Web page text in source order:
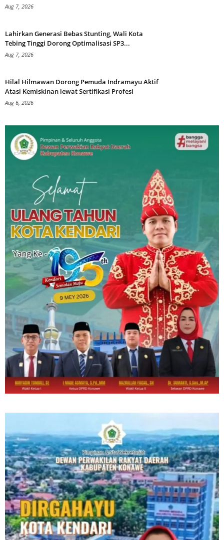
Aug 7, 2026
Lahirkan Generasi Bebas Stunting, Wali Kota
Tebing Tinggi Dorong Optimalisasi SP3...
Aug 7, 2026
Hilal Hilmawan Dorong Pemuda Indramayu Aktif
Atasi Kemiskinan lewat Sertifikasi Profesi
Aug 6, 2026